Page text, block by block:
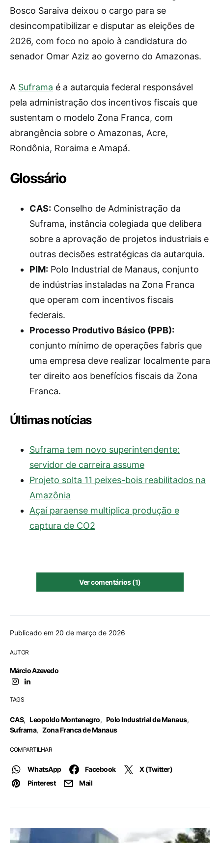
Publicado em 20 de março de 2026
AUTOR
Márcio Azevedo
TAGS
CAS, Leopoldo Montenegro, Polo Industrial de Manaus,
Suframa, Zona Franca de Manaus
COMPARTILHAR
WhatsApp Facebook
X (Twitter)
Pinterest
Mail
Bosco Saraiva deixou o cargo para se
desincompatibilizar e disputar as eleições de
2026, com foco no apoio à candidatura do
senador Omar Aziz ao governo do Amazonas.
A Suframa é a autarquia federal responsável
pela administração dos incentivos fiscais que
sustentam o modelo Zona Franca, com
abrangência sobre o Amazonas, Acre,
Rondônia, Roraima e Amapá.
Glossário
CAS: Conselho de Administração da
Suframa, instância colegiada que delibera
sobre a aprovação de projetos industriais e
outras decisões estratégicas da autarquia.
PIM: Polo Industrial de Manaus, conjunto
de indústrias instaladas na Zona Franca
que operam com incentivos fiscais
federais.
Processo Produtivo Básico (PPB):
conjunto mínimo de operações fabris que
uma empresa deve realizar localmente para
ter direito aos benefícios fiscais da Zona
Franca.
Últimas notícias
Suframa tem novo superintendente:
servidor de carreira assume
Projeto solta 11 peixes-bois reabilitados na
Amazônia
Açaí paraense multiplica produção e
captura de CO2
Ver comentários (1)